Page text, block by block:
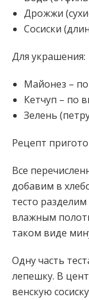
Дрожжи
Сосиски
Для украшения:
Майонез – по
Кетчуп – по
Зелень
Рецепт
Все
добавим в
тесто
влажным
таком виде
Одну часть
лепешку. В
венскую